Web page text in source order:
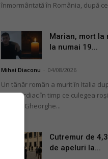
înmormântată în România, după
Marian, mort la
la numai 19...
Mihai Diaconu 04/08/2026
Un tânăr român a murit în Italia
stop cardiac în timp ce culegea
agricol. Gheorghe...
Cutremur de
de apeluri la...